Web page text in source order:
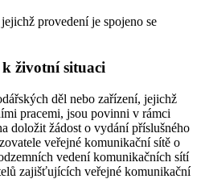
provedení je spojeno se
životní situaci
děl nebo zařízení, jejichž
pracemi, jsou povinni v rámci
doložit žádost o vydání příslušného
veřejné komunikační sítě o
vedení komunikačních sítí
zajišťujících veřejné komunikační